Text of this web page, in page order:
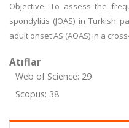
Objective. To assess the
spondylitis (JOAS) in Turkish
adult onset AS (AOAS) in a
Atıflar
Web of Science: 29
Scopus: 38